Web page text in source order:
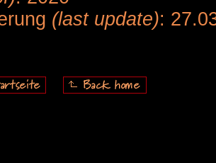
(last update):